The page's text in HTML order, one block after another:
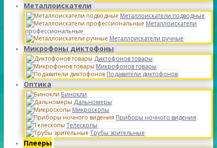
Металлоискатели
Металлоискатели подводные
Металлоискатели
профессиональные
Металлоискатели ручные
Микрофоны диктофоны
Диктофонов товары
Микрофонов товары
Подавители диктофонов
Оптика
Бинокли
Дальномеры
Микроскопы
Приборы ночного видения
Телескопы
Трубы зрительные
Плееры